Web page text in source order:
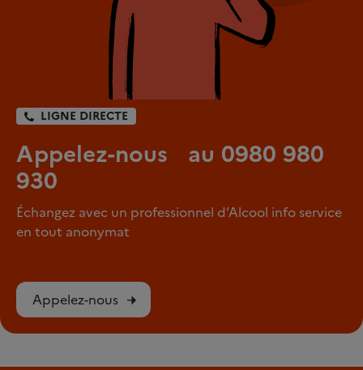
LIGNE DIRECTE
Appelez-nous au 0980 980
930
Échangez avec un professionnel d’Alcool info service
en tout anonymat
Appelez-nous